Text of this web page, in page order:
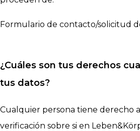
Formulario de contacto/solicitud
¿Cuáles son tus derechos
tus datos?
Cualquier persona tiene derecho
verificación sobre si en